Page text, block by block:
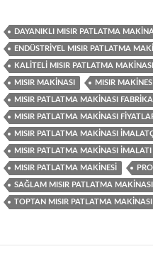
DAYANIKLI MISIR PATLATMA
ENDÜSTRIYEL MISIR PATLATMA
KALITELI MISIR PATLATMA MAKINASI
MISIR MAKINASI MISIR MAKINESI
MISIR PATLATMA MAKINASI
MISIR PATLATMA MAKINASI
MISIR PATLATMA MAKINASI
MISIR PATLATMA MAKINASI IMALATI
MISIR PATLATMA MAKINESI
SAĞLAM MISIR PATLATMA MAKINASI
TOPTAN MISIR PATLATMA MAKINASI